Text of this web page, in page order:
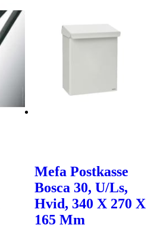
Mefa Postkasse
Bosca 30, U/Ls,
Hvid, 340 X 270 X
165 Mm